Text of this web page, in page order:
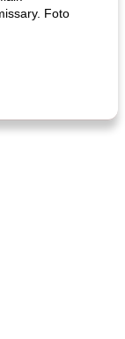
Foto